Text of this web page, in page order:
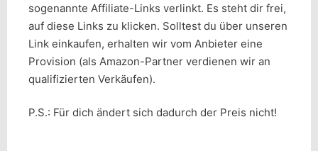
sogenannte Affiliate-Links verlinkt. Es steht dir frei,
auf diese Links zu klicken. Solltest du über unseren
Link einkaufen, erhalten wir vom Anbieter eine
Provision (als Amazon-Partner verdienen wir an
qualifizierten Verkäufen).
P.S.: Für dich ändert sich dadurch der Preis nicht!